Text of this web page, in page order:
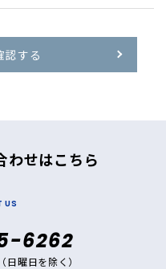
わせはこちら
US
6262
曜日を除く）